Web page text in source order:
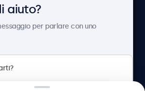
aiuto?
per parlare con uno